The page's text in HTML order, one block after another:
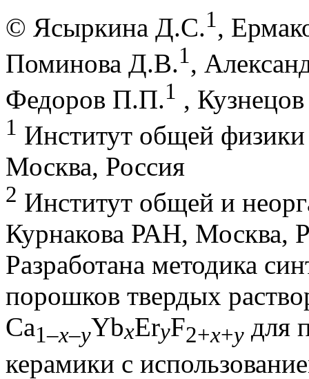
© Ясыркина Д.С.1,
Поминова Д.В.1,
Федоров П.П.1 ,
1 Институт общей
Москва, Россия
2 Институт общей и
Курнакова РАН, Москва,
Разработана методика
порошков твердых
Ca1–x–yYbxEryF2+x+y для
керамики с